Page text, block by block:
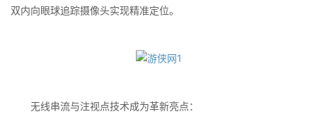
双内向眼球追踪摄像头实现精准定位。
无线串流与注视点技术成为革新亮点：